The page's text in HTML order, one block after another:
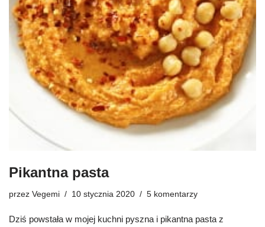
Pikantna pasta
przez Vegemi 10 stycznia 2020 5 komentarzy
Dziś powstała w mojej kuchni pyszna i pikantna pasta z